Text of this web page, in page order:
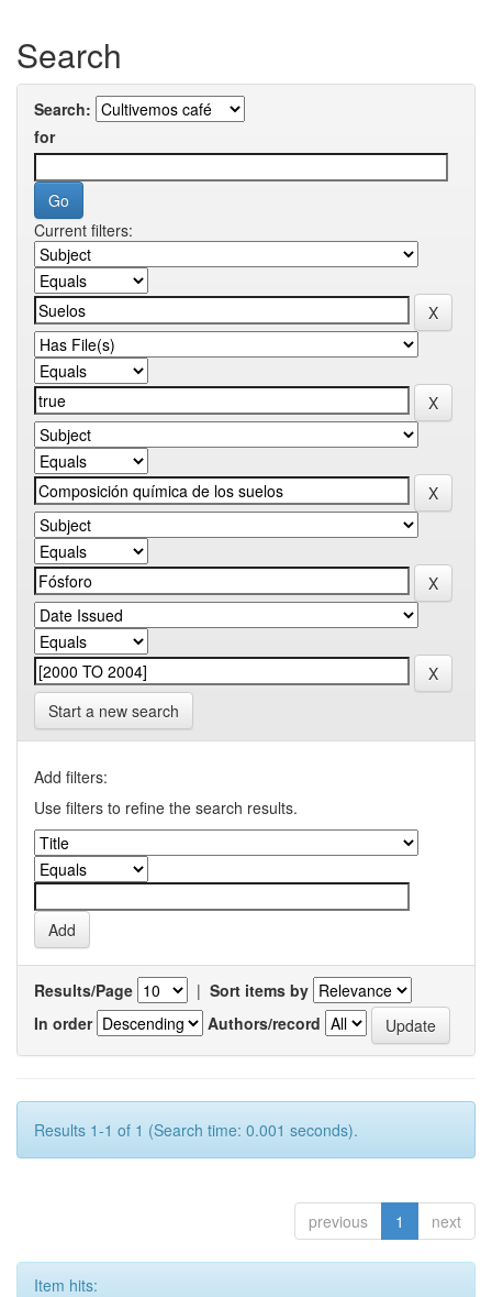
Search
Search:
for
Current filters:
Start a new search
Add filters:
Use filters to refine the search results.
Results/Page | Sort items by
In order
Authors/record
Results 1-1 of 1 (Search time: 0.001 seconds).
previous 1 next
Item hits: